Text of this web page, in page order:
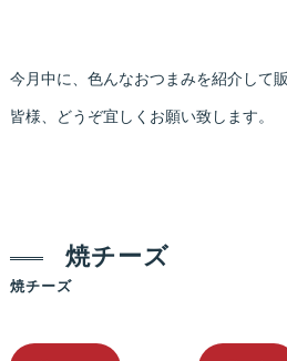
今月中に、色んなおつまみを紹介して
皆様、どうぞ宜しくお願い致します。
焼チーズ
焼チーズ